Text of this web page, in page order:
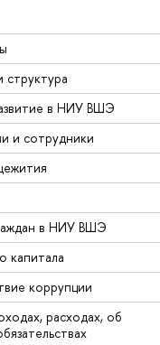
структура
в НИУ ВШЭ
и сотрудники
в НИУ ВШЭ
капитала
коррупции
расходах, об